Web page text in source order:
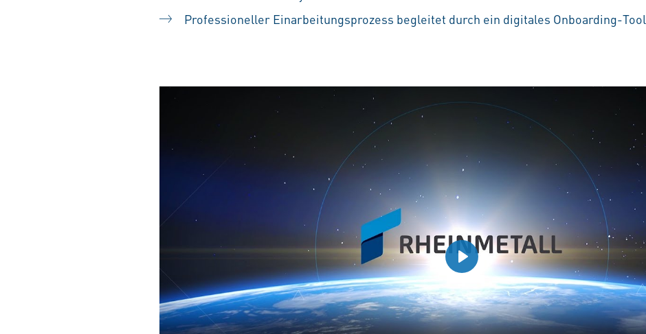
Professioneller Einarbeitungsprozess begleitet durch ein digitales Onboarding-Tool
Play